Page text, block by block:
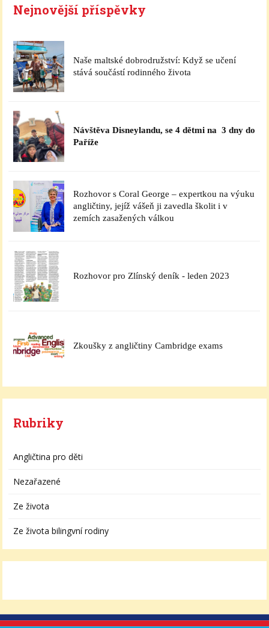
Nejnovější příspěvky
Naše maltské dobrodružství: Když se učení
stává součástí rodinného života
Návštěva Disneylandu, se 4 dětmi na 3 dny do
Paříže
Rozhovor s Coral George – expertkou na výuku
angličtiny, jejíž vášeň ji zavedla školit i v
zemích zasažených válkou
Rozhovor pro Zlínský deník - leden 2023
Zkoušky z angličtiny Cambridge exams
Rubriky
Angličtina pro děti
Nezařazené
Ze života
Ze života bilingvní rodiny